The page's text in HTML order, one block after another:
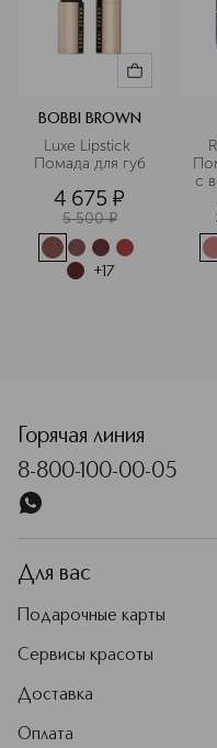
Oxychloride (Ci 77163),
(Ci 15850), Red 27 (Ci
BOBBI BROWN
Luxe Lipstick
Помада для губ
4 675 ¤
5 500 ¤
+17
с
Горячая линия
8-800-100-00-05
Для вас
Подарочные карты
Сервисы красоты
Доставка
Оплата